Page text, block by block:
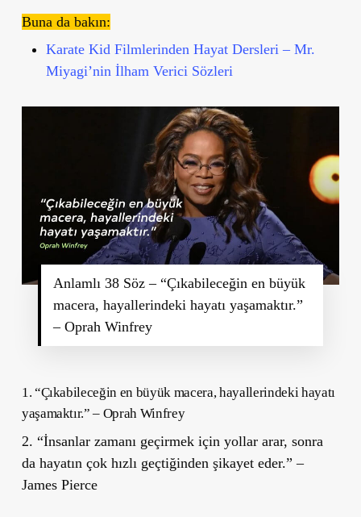
Buna da bakın:
Karate Kid Filmlerinden Hayat Dersleri – Mr.
Miyagi’nin İlham Verici Sözleri
Anlamlı 38 Söz – “Çıkabileceğin en büyük
macera, hayallerindeki hayatı yaşamaktır.”
– Oprah Winfrey
1. “Çıkabileceğin en büyük macera, hayallerindeki hayatı
yaşamaktır.” – Oprah Winfrey
2. “İnsanlar zamanı geçirmek için yollar arar, sonra
da hayatın çok hızlı geçtiğinden şikayet eder.” –
James Pierce